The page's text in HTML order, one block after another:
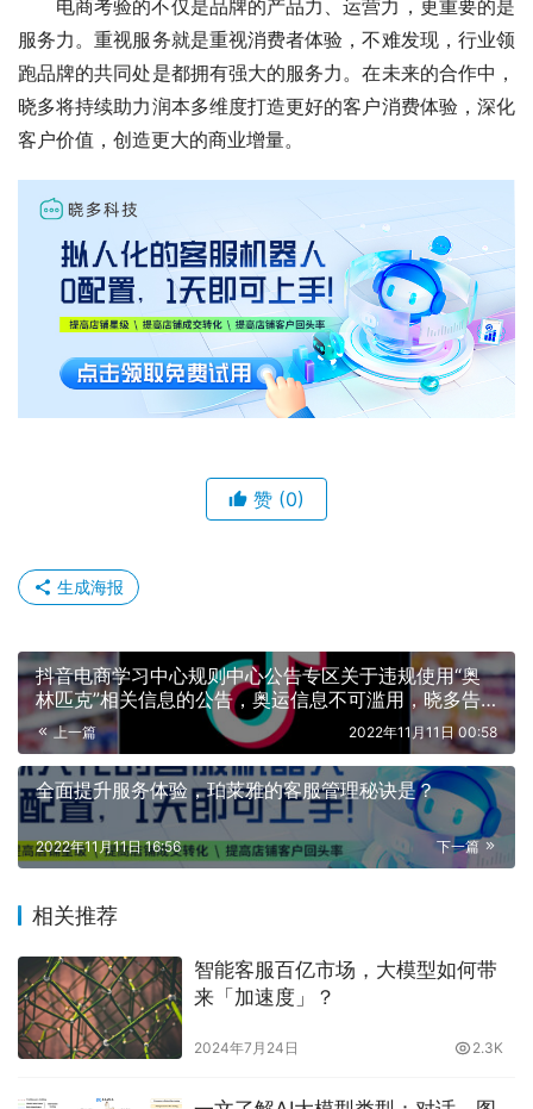
电商考验的不仅是品牌的产品力、运营力，更重要的是
服务力。重视服务就是重视消费者体验，不难发现，行业领
跑品牌的共同处是都拥有强大的服务力。在未来的合作中，
晓多将持续助力润本多维度打造更好的客户消费体验，深化
客户价值，创造更大的商业增量。
赞 (0)
生成海报
抖音电商学习中心规则中心公告专区关于违规使用“奥
林匹克”相关信息的公告，奥运信息不可滥用，晓多告
诉你抖音如何处理
上一篇 2022年11月11日 00:58
全面提升服务体验，珀莱雅的客服管理秘诀是？
下一篇
2022年11月11日 16:56
相关推荐
智能客服百亿市场，大模型如何带
来「加速度」？
2024年7月24日 2.3K